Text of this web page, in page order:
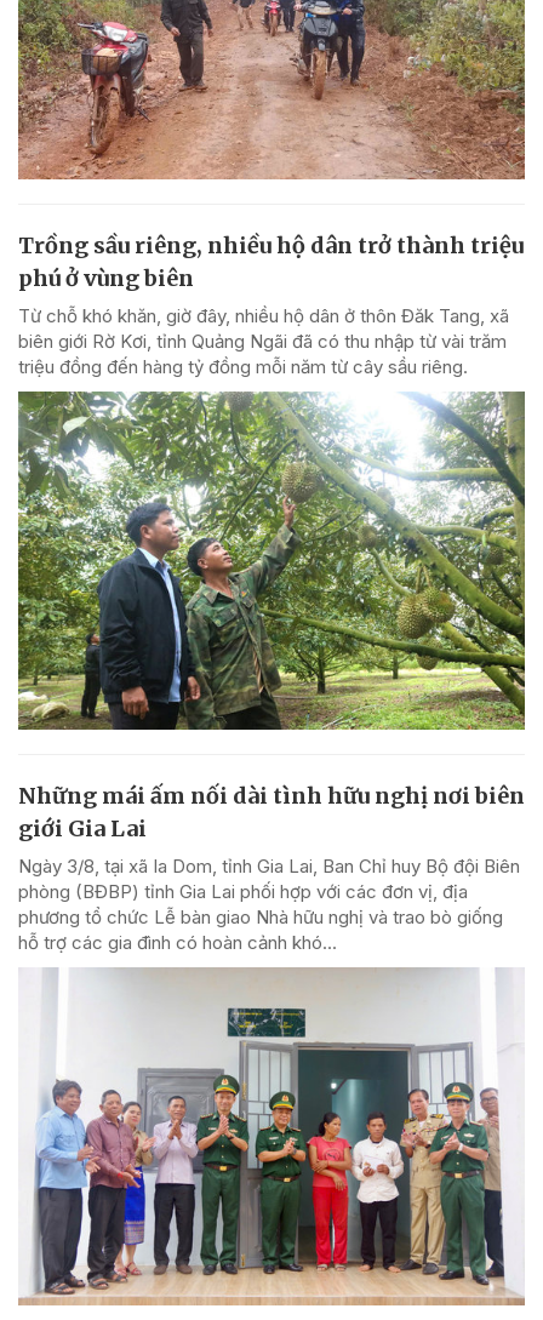
Trồng sầu riêng, nhiều hộ dân trở thành triệu
phú ở vùng biên
Từ chỗ khó khăn, giờ đây, nhiều hộ dân ở thôn Đăk Tang, xã
biên giới Rờ Kơi, tỉnh Quảng Ngãi đã có thu nhập từ vài trăm
triệu đồng đến hàng tỷ đồng mỗi năm từ cây sầu riêng.
Những mái ấm nối dài tình hữu nghị nơi biên
giới Gia Lai
Ngày 3/8, tại xã Ia Dom, tỉnh Gia Lai, Ban Chỉ huy Bộ đội Biên
phòng (BĐBP) tỉnh Gia Lai phối hợp với các đơn vị, địa
phương tổ chức Lễ bàn giao Nhà hữu nghị và trao bò giống
hỗ trợ các gia đình có hoàn cảnh khó...